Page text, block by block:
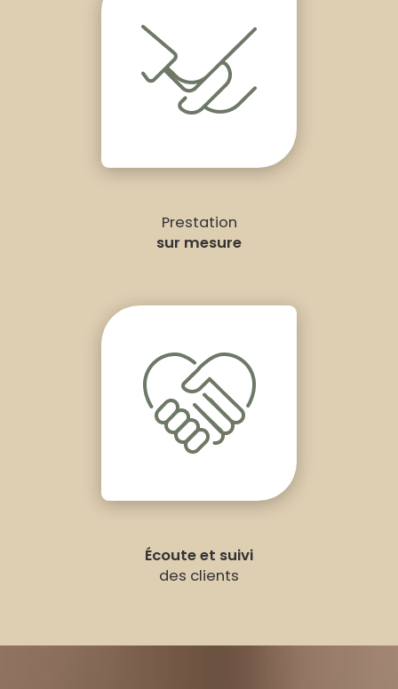
Prestation
sur mesure
Écoute et suivi
des clients